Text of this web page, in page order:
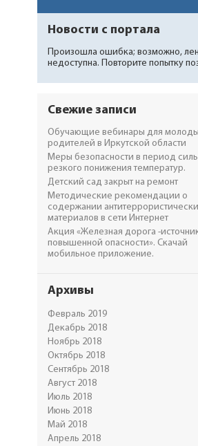
Новости с портала
Произошла ошибка; возможно,
недоступна. Повторите попытку
Свежие записи
Обучающие вебинары для
родителей в Иркутской области
Меры безопасности в период
резкого понижения температур.
Детский сад закрыт на ремонт
Методические рекомендации о
содержании
материалов в сети Интернет
Акция «Железная дорога -
повышенной опасности». Скачай
мобильное приложение.
Архивы
Февраль 2019
Декабрь 2018
Ноябрь 2018
Октябрь 2018
Сентябрь 2018
Август 2018
Июль 2018
Июнь 2018
Май 2018
Апрель 2018